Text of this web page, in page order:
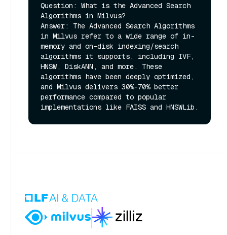
Question: What is the Advanced Search
Algorithms in Milvus?
Answer: The Advanced Search Algorithms
in Milvus refer to a wide range of in-
memory and on-disk indexing/search
algorithms it supports, including IVF,
HNSW, DiskANN, and more. These
algorithms have been deeply optimized,
and Milvus delivers 30%-70% better
performance compared to popular